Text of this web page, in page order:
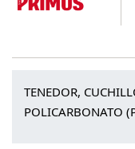
TENEDOR,
POLICARBONATO